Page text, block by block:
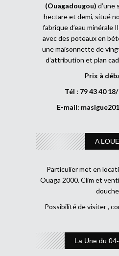
(Ouagadougou) d’une
hectare et demi, situé
fabrique d’eau minérale
avec des poteaux en
une maisonnette de
d’attribution et plan
Prix à
Tél : 79 43 40
E-mail:
A
Particulier met en
Ouaga 2000. Clim et
Possibilité de visiter ,
La Une du